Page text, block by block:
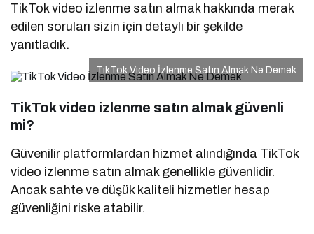
TikTok video izlenme satın almak hakkında merak
edilen soruları sizin için detaylı bir şekilde
yanıtladık.
TikTok Video İzlenme Satın Almak Ne Demek
TikTok video izlenme satın almak güvenli
mi?
Güvenilir platformlardan hizmet alındığında TikTok
video izlenme satın almak genellikle güvenlidir.
Ancak sahte ve düşük kaliteli hizmetler hesap
güvenliğini riske atabilir.